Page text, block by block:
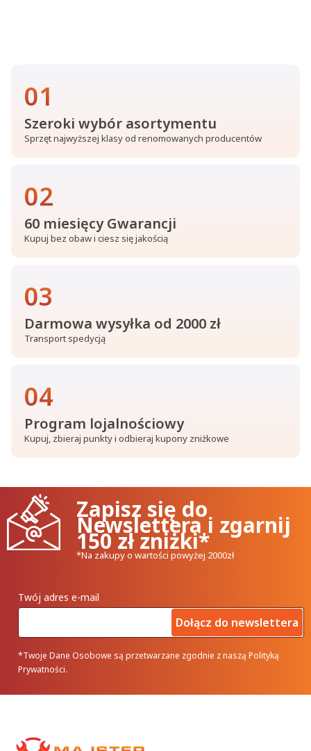
01
Szeroki wybór asortymentu
Sprzęt najwyższej klasy od renomowanych producentów
02
60 miesięcy Gwarancji
Kupuj bez obaw i ciesz się jakością
03
Darmowa wysyłka od 2000 zł
Transport spedycją
04
Program lojalnościowy
Kupuj, zbieraj punkty i odbieraj kupony zniżkowe
Zapisz się do
Newslettera i zgarnij
150 zł zniżki*
*Na zakupy o wartości powyżej 2000zł
Twój adres e-mail
Dołącz do newslettera
*Twoje Dane Osobowe są przetwarzane zgodnie z naszą Polityką
Prywatności.